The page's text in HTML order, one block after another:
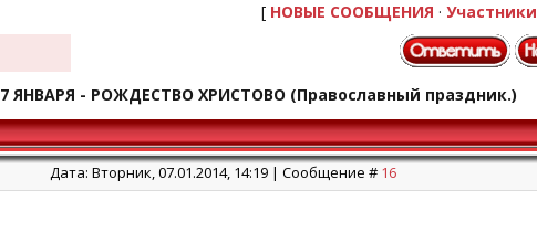
[ НОВЫЕ СООБЩЕНИЯ · Участники
7 ЯНВАРЯ - РОЖДЕСТВО ХРИСТОВО (Православный праздник.)
Дата: Вторник, 07.01.2014, 14:19 | Сообщение # 16